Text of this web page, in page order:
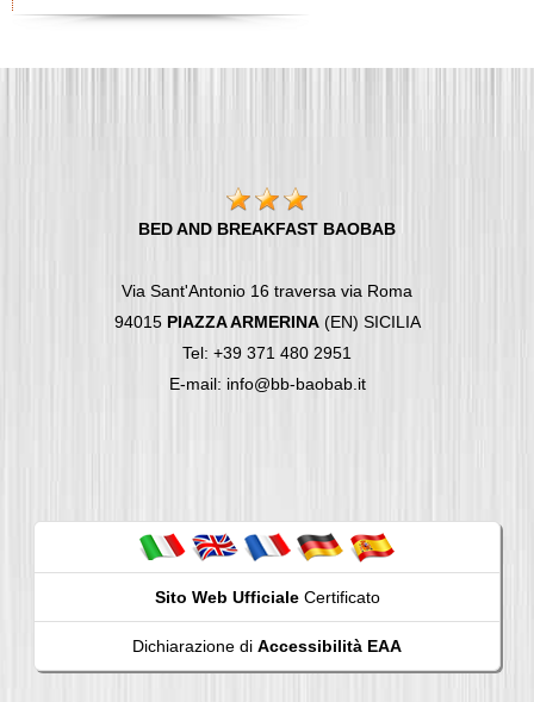
BED AND BREAKFAST BAOBAB
Via Sant'Antonio 16 traversa via Roma
94015 PIAZZA ARMERINA(EN) SICILIA
Tel: +39 371 480 2951
E-mail: info@bb-baobab.it
Sito Web UfficialeCertificato
Dichiarazione di Accessibilità EAA